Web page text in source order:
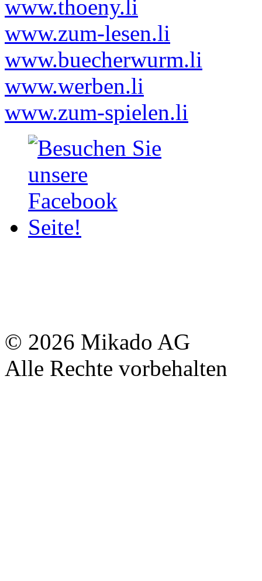
www.thoeny.li
www.zum-lesen.li
www.buecherwurm.li
www.werben.li
www.zum-spielen.li
© 2026 Mikado AG
Alle Rechte vorbehalten